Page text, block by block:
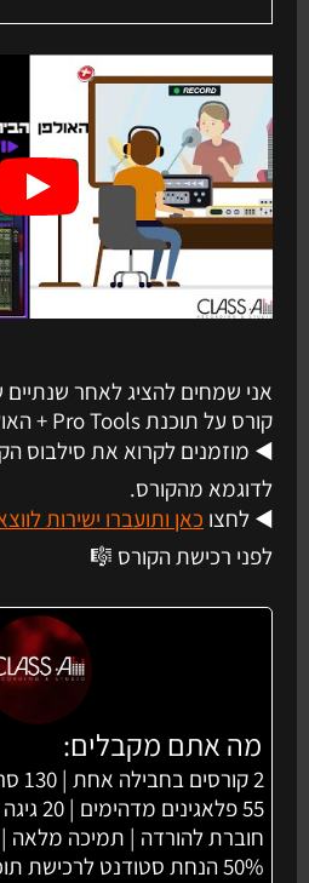
אני שמחים להציג לאחר
קורס על תוכנת Pro Tools + האולפן הביתי אונליין.
לדוגמא מהקורס.
◀️ לחצו כאן ותועברו ישירות
לפני רכישת הקורס 🎼
מה אתם מקבלים:
55
חוברת להורדה | תמיכה מלאה
50% הנחת סטודנט לרכישת תוכנה | תעודת גמר!